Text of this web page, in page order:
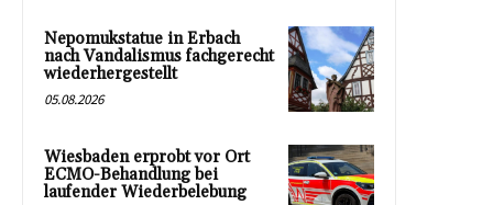
Nepomukstatue in Erbach
nach Vandalismus fachgerecht
wiederhergestellt
05.08.2026
Wiesbaden erprobt vor Ort
ECMO-Behandlung bei
laufender Wiederbelebung